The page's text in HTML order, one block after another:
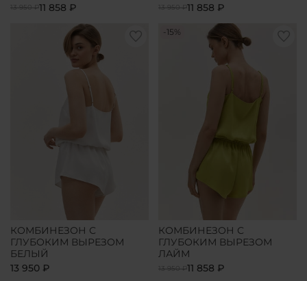
13 950 ₽11 858 ₽ 13 950 ₽11 858 ₽
КОМБИНЕЗОН С
ГЛУБОКИМ ВЫРЕЗОМ
БЕЛЫЙ
13 950 ₽
-15%
КОМБИНЕЗОН С
ГЛУБОКИМ ВЫРЕЗОМ
ЛАЙМ
13 950 ₽11 858 ₽